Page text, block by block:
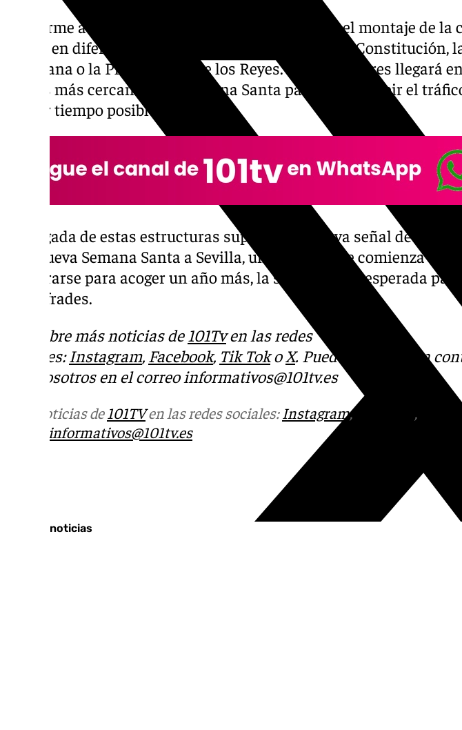
Conforme avance la cuaresma, irán apareciendo el montaje de la
oficial en diferentes lugares como la Avenida de la Constitución,
Campana o la Plaza Virgen de los Reyes. A estos lugares llegará en
fechas más cercanas a la Semana Santa para interrumpir el
menor tiempo posible.
La llegada de estas estructuras supone una nueva señal de la
una nueva Semana Santa a Sevilla, una ciudad que comienza a
prepararse para acoger un año más, la semana mas esperada para
los cofrades.
Descubre más noticias de 101Tven las redes
sociales: Instagram, Facebook, Tik Toko X. Puedes ponerte en
con nosotros en el correo informativos@101tv.es
Más noticias de 101TVen las redes sociales: Instagram,Facebook , Tik
informativos@101tv.es
Últimas noticias